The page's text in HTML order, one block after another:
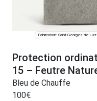
Fabrication: Saint-Georges-de-
Protection
15 – Feutre
Bleu de Chauffe
100€